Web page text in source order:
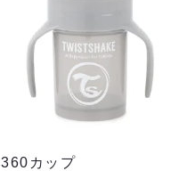
360カップ